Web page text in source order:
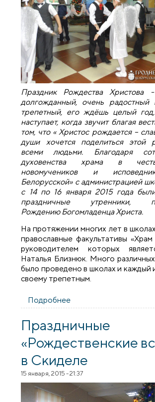
Праздник Рождества Христова
долгожданный, очень радостный
трепетный, его ждёшь целый
наступает, когда звучит благая
том, что « Христос рождается –
души хочется поделиться этой
всеми людьми. Благодаря
духовенства храма в
новомучеников и
Белорусской» с администрацией
с 14 по 16 января 2015 года
праздничные утренники,
Рождению Богомладенца Христа.
На протяжении многих лет в
православные факультативы
руководителем которых
Наталья Близнюк. Много
было проведено в школах и каждый
своему трепетным.
Подробнее
посвященные
Праздничные
«Рождественские
в Скиделе
15 января, 2015 - 21:37